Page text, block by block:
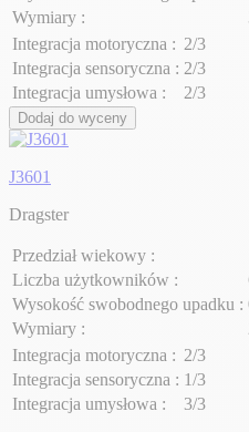
Wymiary :
Integracja motoryczna : 2/3
Integracja sensoryczna : 2/3
Integracja umysłowa :
2/3
Dodaj do wyceny
J3601
Dragster
Przedział wiekowy :
Liczba użytkowników :
Wysokość swobodnego upadku :
Wymiary :
Integracja motoryczna : 2/3
Integracja sensoryczna : 1/3
Integracja umysłowa :
3/3